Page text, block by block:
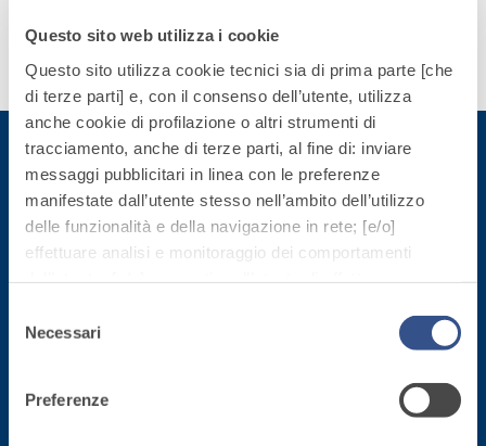
Questo sito web utilizza i cookie
Questo sito utilizza cookie tecnici sia di prima parte [che
di terze parti] e, con il consenso dell’utente, utilizza
anche cookie di profilazione o altri strumenti di
tracciamento, anche di terze parti, al fine di: inviare
messaggi pubblicitari in linea con le preferenze
manifestate dall’utente stesso nell’ambito dell’utilizzo
delle funzionalità e della navigazione in rete; [e/o]
effettuare analisi e monitoraggio dei comportamenti
Cliccando sul tasto “
acconsente all’uso di tutti i cookie non tecnici, inclusi
quindi quelli di profilazione, analitici e social. Il consenso
è facoltativo e può essere revocato in qualsiasi
delNecessari
Preferenze
Scopri
di più
tixotropica,
fibrorinforzata, per
la passivazione,
riparazione,
rasatura e
protezione di
strutture in
calcestruzzo
la
realizzazione
di massetti
radianti a
basso
spessore in
ambienti
interni.
Sistema
ISOLAMENTO
TERMICO
FASSATHERM
®
Collante-rasante
naturale NHL 3,5 e
Iscriviti alla newsletter